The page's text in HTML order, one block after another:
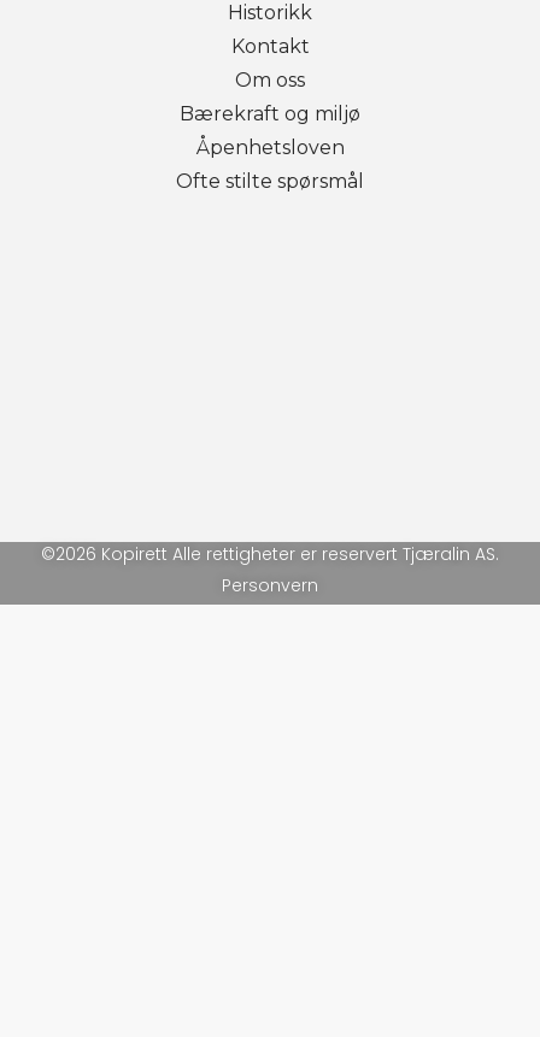
Historikk
Kontakt
Om oss
Bærekraft og miljø
Åpenhetsloven
Ofte stilte spørsmål
©2026 Kopirett Alle rettigheter er reservert Tjæralin AS.
Personvern